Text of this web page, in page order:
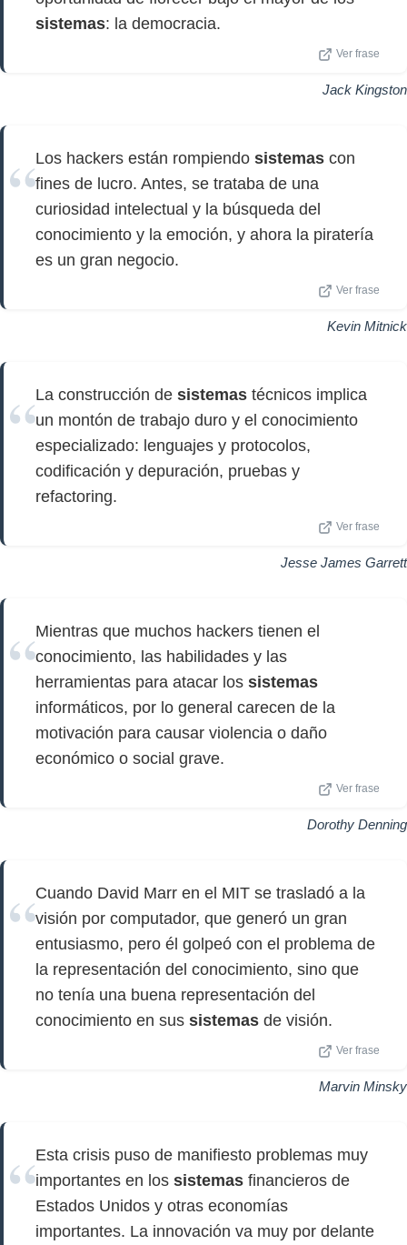
sistemas: la democracia.
Ver frase
Jack Kingston
Los hackers están rompiendo sistemas con
fines de lucro. Antes, se trataba de una
curiosidad intelectual y la búsqueda del
conocimiento y la emoción, y ahora la piratería
es un gran negocio.
Ver frase
Kevin Mitnick
La construcción de sistemas técnicos implica
un montón de trabajo duro y el conocimiento
especializado: lenguajes y protocolos,
codificación y depuración, pruebas y
refactoring.
Ver frase
Jesse James Garrett
Mientras que muchos hackers tienen el
conocimiento, las habilidades y las
herramientas para atacar los sistemas
informáticos, por lo general carecen de la
motivación para causar violencia o daño
económico o social grave.
Ver frase
Dorothy Denning
Cuando David Marr en el MIT se trasladó a la
visión por computador, que generó un gran
entusiasmo, pero él golpeó con el problema de
la representación del conocimiento, sino que
no tenía una buena representación del
conocimiento en sus sistemas de visión.
Ver frase
Marvin Minsky
Esta crisis puso de manifiesto problemas muy
importantes en los sistemas financieros de
Estados Unidos y otras economías
importantes. La innovación va muy por delante